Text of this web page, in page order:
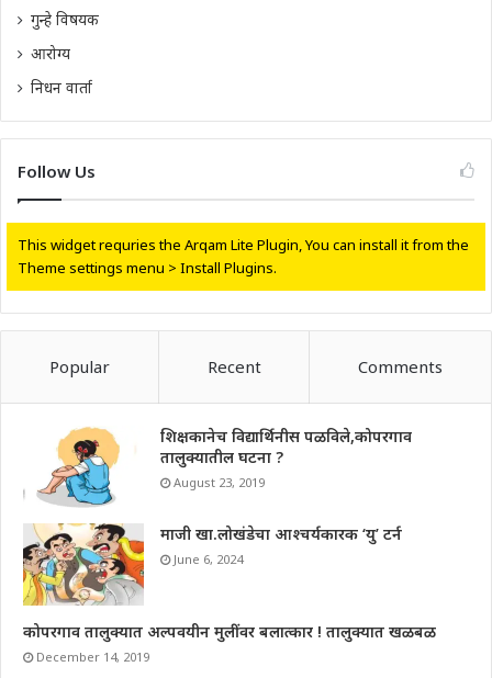
गुन्हे विषयक
आरोग्य
निधन वार्ता
Follow Us
This widget requries the Arqam Lite Plugin, You can install it from the
Theme settings menu > Install Plugins.
Popular Recent Comments
शिक्षकानेच विद्यार्थिनीस पळविले,कोपरगाव
तालुक्यातील घटना ?
August 23, 2019
माजी खा.लोखंडेचा आश्चर्यकारक ‘यु’ टर्न
June 6, 2024
कोपरगाव तालुक्यात अल्पवयीन मुलींवर बलात्कार ! तालुक्यात खळबळ
December 14, 2019